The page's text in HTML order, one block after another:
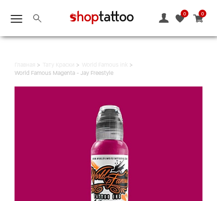
0
0
Главная Тату Краски
World Famous ink
World Famous Magenta - Jay Freestyle